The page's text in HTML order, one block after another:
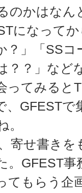
のかはなん
になって
？」「SS
？？」など
ってみると
、GFEST
。
寄せ書きを
。GFEST事
てもらう企